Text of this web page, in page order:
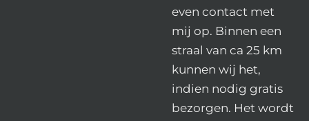
even contact met
mij op. Binnen een
straal van ca 25 km
kunnen wij het,
indien nodig gratis
bezorgen. Het wordt